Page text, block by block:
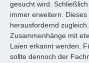
gesucht wird.
immer erweitern.
herausfordernd
Zusammenhänge mit
Laien erkannt werden.
sollte dennoch der